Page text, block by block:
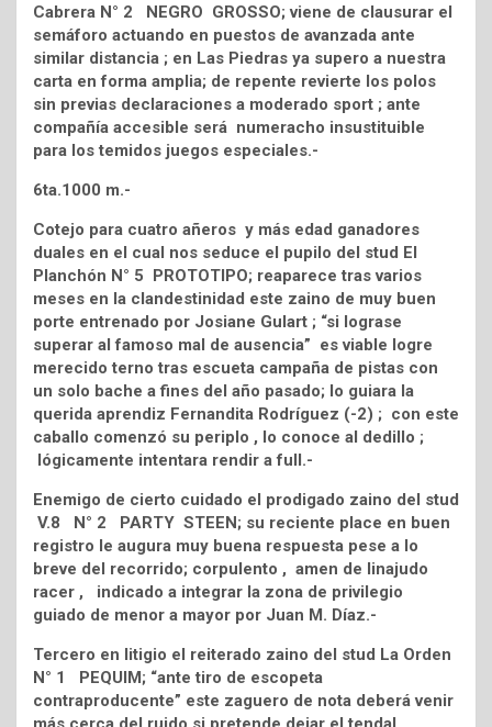
Cabrera N° 2 NEGRO GROSSO; viene de clausurar el
semáforo actuando en puestos de avanzada ante
similar distancia ; en Las Piedras ya supero a nuestra
carta en forma amplia; de repente revierte los polos
sin previas declaraciones a moderado sport ; ante
compañía accesible será numeracho insustituible
para los temidos juegos especiales.-
6ta.1000 m.-
Cotejo para cuatro añeros y más edad ganadores
duales en el cual nos seduce el pupilo del stud El
Planchón N° 5 PROTOTIPO; reaparece tras varios
meses en la clandestinidad este zaino de muy buen
porte entrenado por Josiane Gulart ; “si lograse
superar al famoso mal de ausencia” es viable logre
merecido terno tras escueta campaña de pistas con
un solo bache a fines del año pasado; lo guiara la
querida aprendiz Fernandita Rodríguez (-2) ; con este
caballo comenzó su periplo , lo conoce al dedillo ;
lógicamente intentara rendir a full.-
Enemigo de cierto cuidado el prodigado zaino del stud
V.8 N° 2 PARTY STEEN; su reciente place en buen
registro le augura muy buena respuesta pese a lo
breve del recorrido; corpulento , amen de linajudo
racer , indicado a integrar la zona de privilegio
guiado de menor a mayor por Juan M. Díaz.-
Tercero en litigio el reiterado zaino del stud La Orden
N° 1 PEQUIM; “ante tiro de escopeta
contraproducente” este zaguero de nota deberá venir